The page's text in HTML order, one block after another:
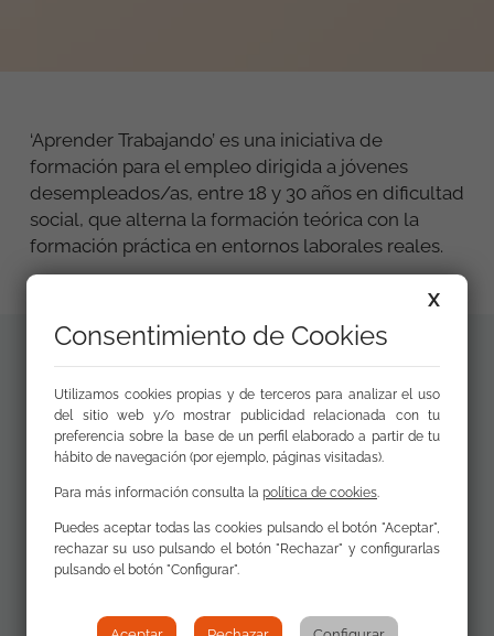
‘Aprender Trabajando’ es una iniciativa de
formación para el empleo dirigida a jóvenes
desempleados/as, entre 18 y 30 años en dificultad
social, que alterna la formación teórica con la
formación práctica en entornos laborales reales.
Materiales
adicionales
Aprender
Trabajando.
Informe ejecutivo
Infografía
X
Consentimiento de Cookies
Utilizamos cookies propias y de terceros para analizar el uso
del sitio web y/o mostrar publicidad relacionada con tu
preferencia sobre la base de un perfil elaborado a partir de tu
hábito de navegación (por ejemplo, páginas visitadas).
Para más información consulta la política de cookies
Puedes aceptar todas las cookies pulsando el botón "Aceptar",
rechazar su uso pulsando el botón "Rechazar" y configurarlas
pulsando el botón "Configurar".